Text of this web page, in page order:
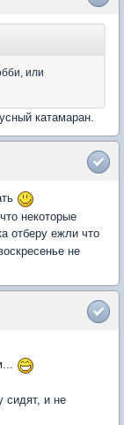
или
катамаран.
некоторые
отберу ежли что
не
сидят, и не